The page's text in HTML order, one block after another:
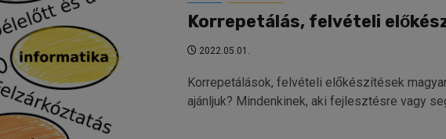
Korrepetálás, felvételi
2022.05.01.
Korrepetálások, felvételi előkészítések
ajánljuk? Mindenkinek, aki fejlesztésre vagy